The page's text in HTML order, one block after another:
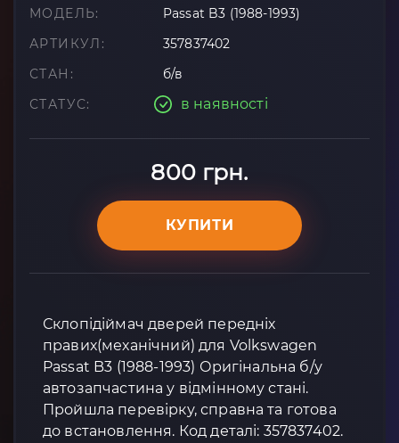
МОДЕЛЬ:
Passat B3 (1988-1993)
АРТИКУЛ:
357837402
СТАН:
б/в
СТАТУС:
в наявності
800 грн.
КУПИТИ
Склопідіймач дверей передніх
правих(механічний) для Volkswagen
Passat B3 (1988-1993) Оригінальна б/у
автозапчастина у відмінному стані.
Пройшла перевірку, справна та готова
до встановлення. Код деталі: 357837402.